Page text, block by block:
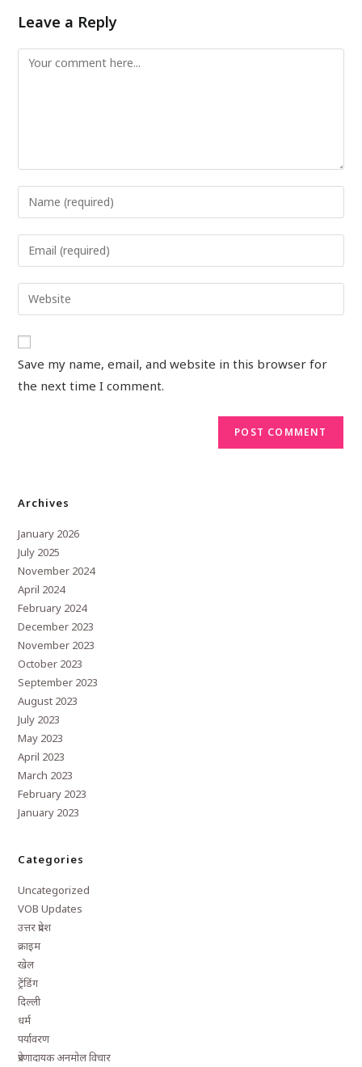
Leave a Reply
Save my name, email, and website in this browser for
the next time I comment.
Archives
January 2026
July 2025
November 2024
April 2024
February 2024
December 2023
November 2023
October 2023
September 2023
August 2023
July 2023
May 2023
April 2023
March 2023
February 2023
January 2023
Categories
Uncategorized
VOB Updates
उत्तर प्रदेश
क्राइम
खेल
ट्रेंडिंग
दिल्ली
धर्म
पर्यावरण
प्रेरणादायक अनमोल विचार